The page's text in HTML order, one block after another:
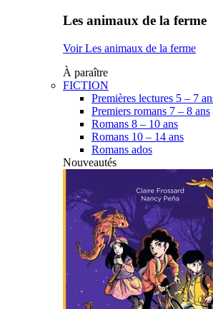
Les animaux de la ferme
Voir Les animaux de la ferme
À paraître
FICTION
Premières lectures 5 – 7
Premiers romans 7 – 8 ans
Romans 8 – 10 ans
Romans 10 – 14 ans
Romans ados
Nouveautés